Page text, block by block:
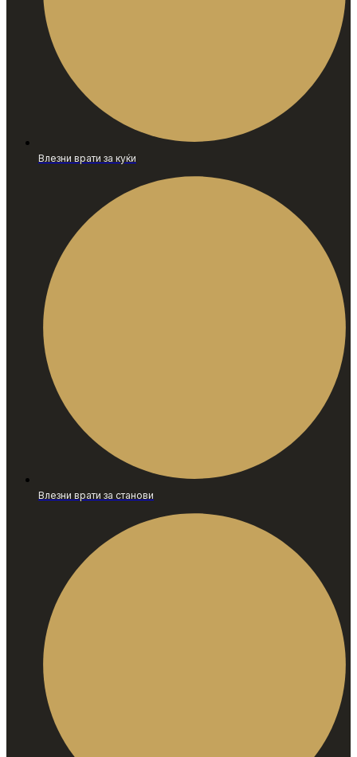
Влезни врати за куќи
Влезни врати за станови